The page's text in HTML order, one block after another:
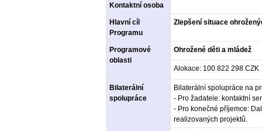
Kontaktní osoba
Hlavní cíl
Programu
Zlepšení situace
Programové
oblasti
Ohrožené děti a mládež
Alokace: 100 822 298 CZK
Bilaterální
spolupráce
Bilaterální spolupráce na
- Pro žadatele: kontaktní
- Pro konečné příjemce:
realizovaných projektů.